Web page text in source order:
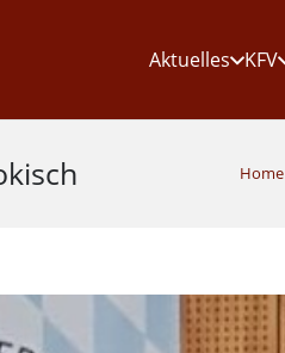
Aktuelles KFV
Home